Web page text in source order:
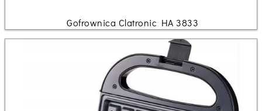
Gofrownica Clatronic HA 3833